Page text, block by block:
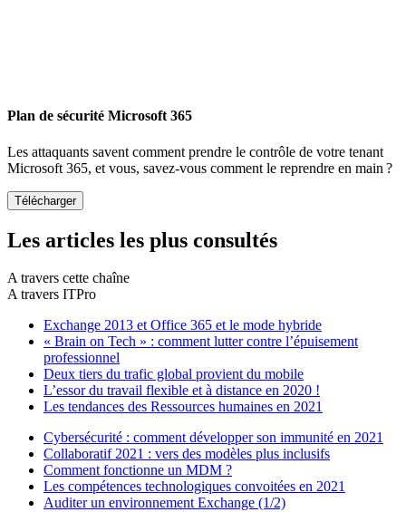
Plan de sécurité Microsoft 365
Les attaquants savent comment prendre le contrôle de votre tenant
Microsoft 365, et vous, savez-vous comment le reprendre en main ?
Les articles les plus consultés
A travers cette chaîne
A travers ITPro
Exchange 2013 et Office 365 et le mode hybride
« Brain on Tech » : comment lutter contre l’épuisement
professionnel
Deux tiers du trafic global provient du mobile
L’essor du travail flexible et à distance en 2020 !
Les tendances des Ressources humaines en 2021
Cybersécurité : comment développer son immunité en 2021
Collaboratif 2021 : vers des modèles plus inclusifs
Comment fonctionne un MDM ?
Les compétences technologiques convoitées en 2021
Auditer un environnement Exchange (1/2)